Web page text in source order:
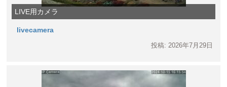
LIVE用カメラ
livecamera
投稿: 2026年7月29日